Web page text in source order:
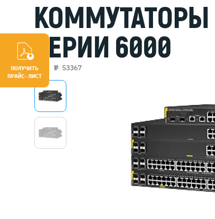
КОММУТАТОРЫ
СЕРИИ 6000
арт. № 53367
ПОЛУЧИТЬ
ПРАЙС-ЛИСТ